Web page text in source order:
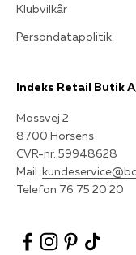
Klubvilkår
Persondatapolitik
Indeks Retail Butik
Mossvej 2
8700 Horsens
CVR-nr. 59948628
Mail:
Telefon 76 75 20 20